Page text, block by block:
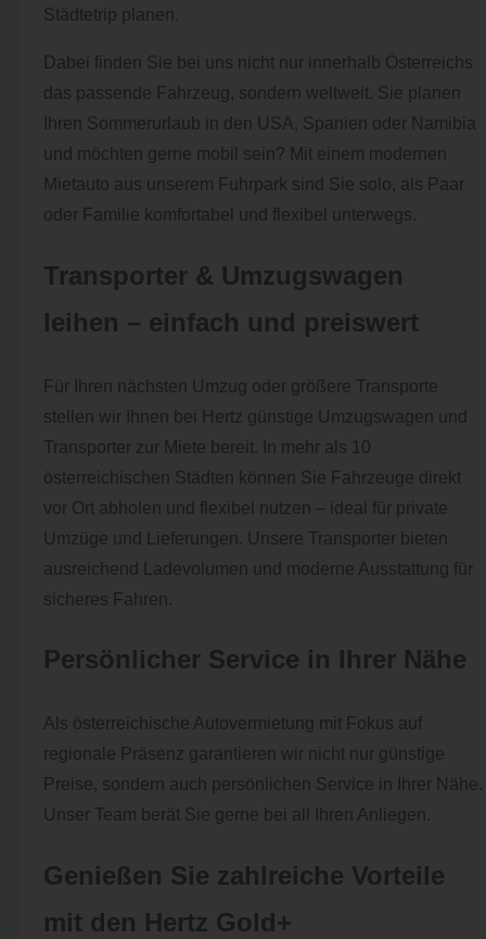
Städtetrip planen.
Dabei finden Sie bei uns nicht nur innerhalb Österreichs
das passende Fahrzeug, sondern weltweit. Sie planen
Ihren Sommerurlaub in den USA, Spanien oder Namibia
und möchten gerne mobil sein? Mit einem modernen
Mietauto aus unserem Fuhrpark sind Sie solo, als Paar
oder Familie komfortabel und flexibel unterwegs.
Transporter & Umzugswagen
leihen – einfach und preiswert
Für Ihren nächsten Umzug oder größere Transporte
stellen wir Ihnen bei Hertz günstige Umzugswagen und
Transporter zur Miete bereit. In mehr als 10
österreichischen Städten können Sie Fahrzeuge direkt
vor Ort abholen und flexibel nutzen – ideal für private
Umzüge und Lieferungen. Unsere Transporter bieten
ausreichend Ladevolumen und moderne Ausstattung für
sicheres Fahren.
Persönlicher Service in Ihrer Nähe
Als österreichische Autovermietung mit Fokus auf
regionale Präsenz garantieren wir nicht nur günstige
Preise, sondern auch persönlichen Service in Ihrer Nähe.
Unser Team berät Sie gerne bei all Ihren Anliegen.
Genießen Sie zahlreiche Vorteile
mit den Hertz Gold+